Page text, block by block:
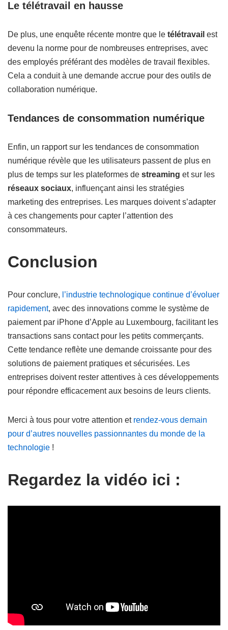
Le télétravail en hausse
De plus, une enquête récente montre que le télétravail est
devenu la norme pour de nombreuses entreprises, avec
des employés préférant des modèles de travail flexibles.
Cela a conduit à une demande accrue pour des outils de
collaboration numérique.
Tendances de consommation numérique
Enfin, un rapport sur les tendances de consommation
numérique révèle que les utilisateurs passent de plus en
plus de temps sur les plateformes de streaming et sur les
réseaux sociaux, influençant ainsi les stratégies
marketing des entreprises. Les marques doivent s’adapter
à ces changements pour capter l’attention des
consommateurs.
Conclusion
Pour conclure, l’industrie technologique continue d’évoluer
rapidement, avec des innovations comme le système de
paiement par iPhone d’Apple au Luxembourg, facilitant les
transactions sans contact pour les petits commerçants.
Cette tendance reflète une demande croissante pour des
solutions de paiement pratiques et sécurisées. Les
entreprises doivent rester attentives à ces développements
pour répondre efficacement aux besoins de leurs clients.
Merci à tous pour votre attention et rendez-vous demain
pour d’autres nouvelles passionnantes du monde de la
technologie !
Regardez la vidéo ici :